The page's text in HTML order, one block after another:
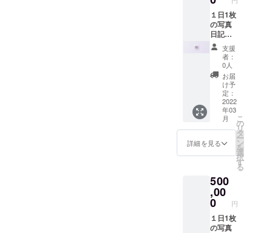
クリッ
ク
（CPC
：100
円）
方向け
に広告
が出せ
ます。
インプ
レッ
ション
回数、
もしく
はク
リック
回数ど
ちらか
到達ま
で保
証。
（CPM
：400
円）
100ク
リック
（CPC
１日1枚
の写真
日記
webア
プリ
「gran
ma」内
でweb
広告を
掲載致
しま
す。 メ
イン
ユー
ザーは
リーチ
の難し
い層の
方向け
に広告
が出せ
支援
者：
0人
お届
け予
定：
2022
年03
月
詳細を見る
こ
の
リ
タ
ー
ン
を
選
択
す
る
500
,00
0 円
１日1枚
の写真